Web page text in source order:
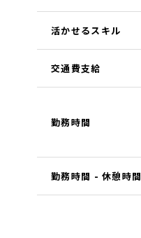
活かせるスキル
交通費支給
勤務時間
勤務時間 - 休憩時間